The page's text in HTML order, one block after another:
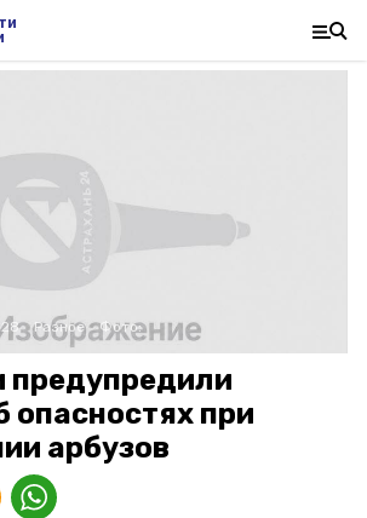
Разное Фото:
предупредили
опасностях при
арбузов